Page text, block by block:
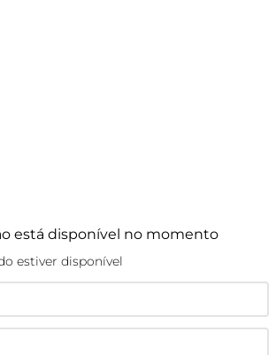
está disponível no momento
estiver disponível